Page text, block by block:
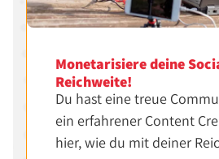
Monetarisiere deine
Reichweite!
Du hast eine treue
ein erfahrener Content
hier, wie du mit deiner